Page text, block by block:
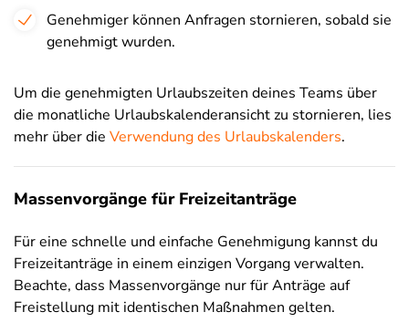
Genehmiger können Anfragen stornieren, sobald sie
genehmigt wurden.
Um die genehmigten Urlaubszeiten deines Teams über
die monatliche Urlaubskalenderansicht zu stornieren, lies
mehr über die Verwendung des Urlaubskalenders.
Massenvorgänge für Freizeitanträge
Für eine schnelle und einfache Genehmigung kannst du
Freizeitanträge in einem einzigen Vorgang verwalten.
Beachte, dass Massenvorgänge nur für Anträge auf
Freistellung mit identischen Maßnahmen gelten.